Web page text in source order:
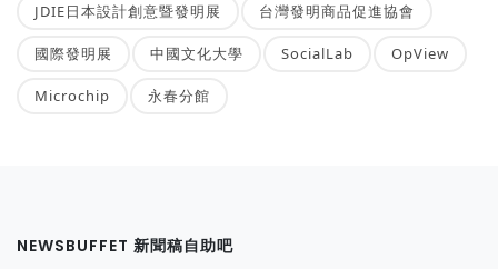
JDIE日本設計創意暨發明展 台灣發明商品促進協會
國際發明展 中國文化大學 SocialLab OpView
Microchip 永春分館
NEWSBUFFET 新聞稿自助吧